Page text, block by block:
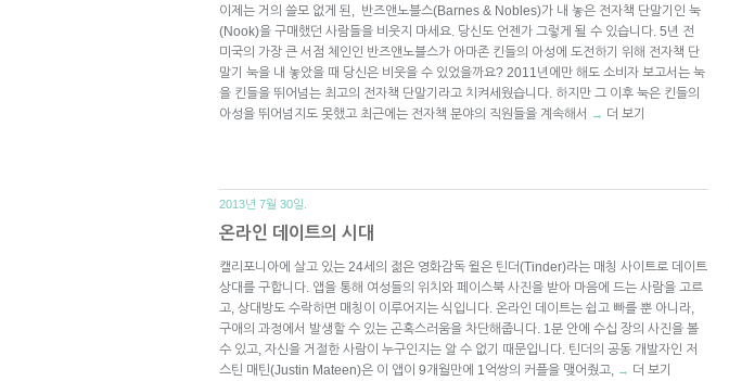
이제는 거의 쓸모 없게 된, 반즈앤노블스(Barnes & Nobles)가 내 놓은 전자책 단말기인 눅
(Nook)을 구매했던 사람들을 비웃지 마세요. 당신도 언젠가 그렇게 될 수 있습니다. 5년 전
미국의 가장 큰 서점 체인인 반즈앤노블스가 아마존 킨들의 아성에 도전하기 위해 전자책 단
말기 눅을 내 놓았을 때 당신은 비웃을 수 있었을까요? 2011년에만 해도 소비자 보고서는 눅
을 킨들을 뛰어넘는 최고의 전자책 단말기라고 치켜세웠습니다. 하지만 그 이후 눅은 킨들의
아성을 뛰어넘지도 못했고 최근에는 전자책 분야의 직원들을 계속해서
→ 더 보기
2013년 7월 30일.
온라인 데이트의 시대
캘리포니아에 살고 있는 24세의 젊은 영화감독 윌은 틴더(Tinder)라는 매칭 사이트로 데이트
상대를 구합니다. 앱을 통해 여성들의 위치와 페이스북 사진을 받아 마음에 드는 사람을 고르
고, 상대방도 수락하면 매칭이 이루어지는 식입니다. 온라인 데이트는 쉽고 빠를 뿐 아니라,
구애의 과정에서 발생할 수 있는 곤혹스러움을 차단해줍니다. 1분 안에 수십 장의 사진을 볼
수 있고, 자신을 거절한 사람이 누구인지는 알 수 없기 때문입니다. 틴더의 공동 개발자인 저
스틴 매틴(Justin Mateen)은 이 앱이 9개월만에 1억쌍의 커플을 맺어줬고, → 더 보기